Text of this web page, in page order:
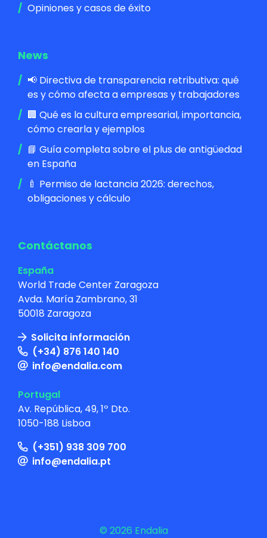
Opiniones y casos de éxito
News
📢 Directiva de transparencia retributiva: qué
es y cómo afecta a empresas y trabajadores
🏢 Qué es la cultura empresarial, importancia,
cómo crearla y ejemplos
📘 Guía completa sobre el plus de antigüedad
en España
🍼 Permiso de lactancia 2026: derechos,
obligaciones y cálculo
Contáctanos
España
World Trade Center Zaragoza
Avda. María Zambrano, 31
50018 Zaragoza
Solicita información
(+34) 876 140 140
info@endalia.com
Portugal
Av. República, 49, 1º Dto.
1050-188 Lisboa
(+351) 938 309 700
info@endalia.pt
© 2026 Endalia